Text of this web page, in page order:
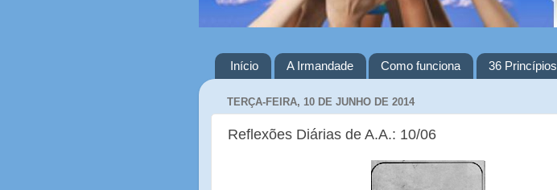
Início A Irmandade Como funciona 36 Princípios
TERÇA-FEIRA, 10 DE JUNHO DE 2014
Reflexões Diárias de A.A.: 10/06